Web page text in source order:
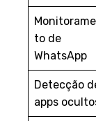
to de
WhatsApp
Detecção
apps